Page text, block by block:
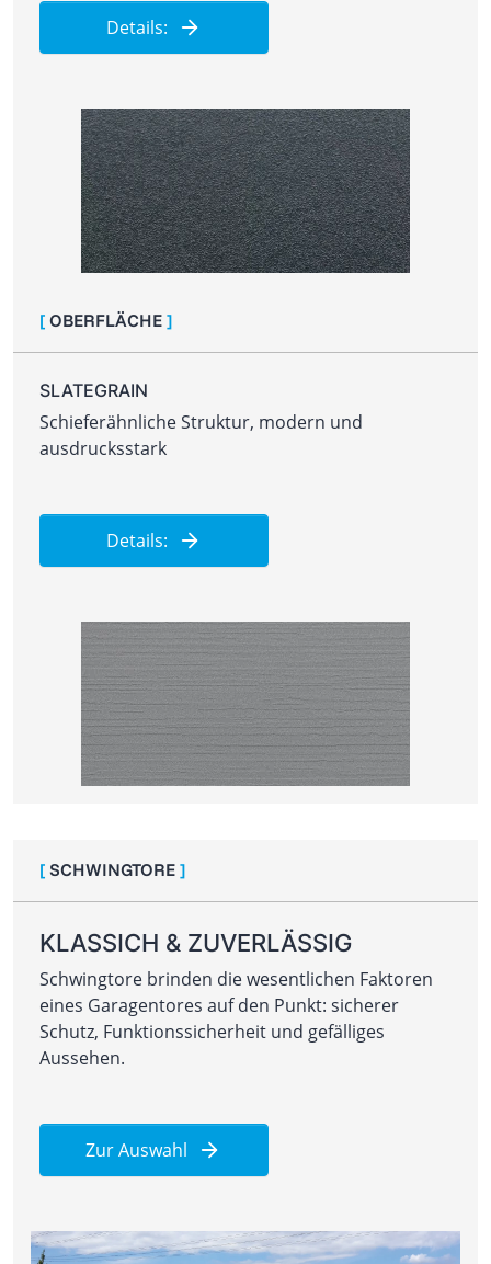
Details:
[ OBERFLÄCHE ]
SLATEGRAIN
Schieferähnliche Struktur, modern und
ausdrucksstark
Details:
[ SCHWINGTORE ]
KLASSICH & ZUVERLÄSSIG
Schwingtore brinden die wesentlichen Faktoren
eines Garagentores auf den Punkt: sicherer
Schutz, Funktionssicherheit und gefälliges
Aussehen.
Zur Auswahl